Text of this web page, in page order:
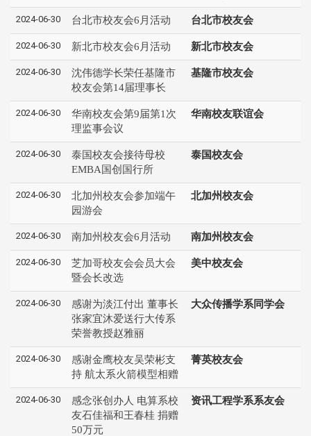
2024-06-30 台北市校友会6月活动 台北市校友会
2024-06-30 新北市校友会6月活动 新北市校友会
2024-06-30
沈伟德学长荣任基隆市
校友会第14届理事长
基隆市校友会
2024-06-30
华南校友会第9届第1次
理监事会议
华南校友联谊会
2024-06-30
泰国校友会接待母校
EMBA国创国行所
泰国校友会
2024-06-30
北加州校友会参加端午
园游会
北加州校友会
2024-06-30 南加州校友会6月活动 南加州校友会
2024-06-30
芝加哥校友会会员大会
暨会长改选
美中校友会
2024-06-30
感谢为淡江付出 董事长
张家宜沐爱送行大传系
荣誉教授赵雅丽
大众传播学系同学会
2024-06-30
感谢金鹰校友吴荣彬支
持 航太系火箭模型相赠
菁英校友会
2024-06-30
感念张创办人 电算系校
友石佳福和王春桂 捐赠
50万元
资讯工程学系系友会